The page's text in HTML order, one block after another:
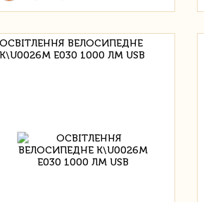
ОСВІТЛЕННЯ ВЕЛОСИПЕДНЕ
K\U0026M E030 1000 ЛМ USB